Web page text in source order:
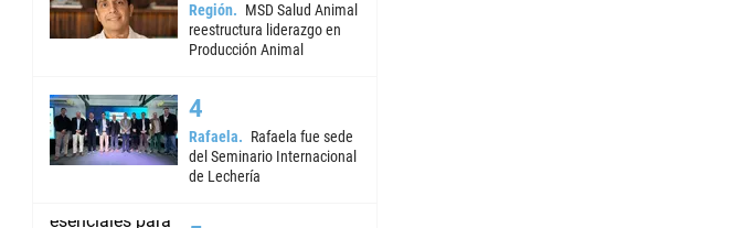
Región
MSD Salud Animal
reestructura liderazgo en
Producción Animal
Rafaela
Rafaela fue sede
del Seminario Internacional
de Lechería